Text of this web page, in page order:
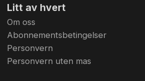
Litt av hvert
Om oss
Abonnementsbetingelser
Personvern
Personvern uten mas